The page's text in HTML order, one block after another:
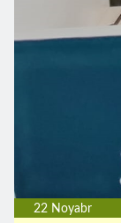
22 Noyabr